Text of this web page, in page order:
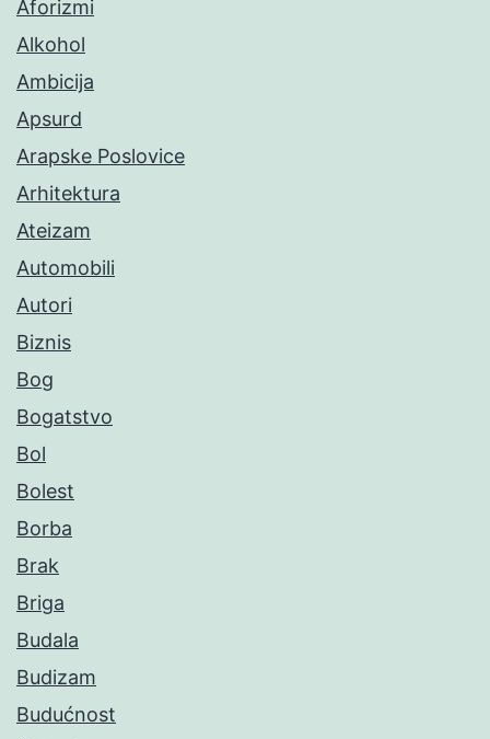
Aforizmi
Alkohol
Ambicija
Apsurd
Arapske Poslovice
Arhitektura
Ateizam
Automobili
Autori
Biznis
Bog
Bogatstvo
Bol
Bolest
Borba
Brak
Briga
Budala
Budizam
Budućnost